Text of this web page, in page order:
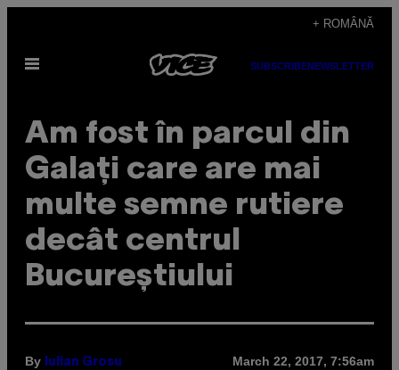
content
+ ROMÂNĂ
Open
SUBSCRIBENEWSLETTER
Am fost în parcul din
Galați care are mai
multe semne rutiere
decât centrul
Bucureștiului
By Iulian Grosu March 22, 2017, 7:56am